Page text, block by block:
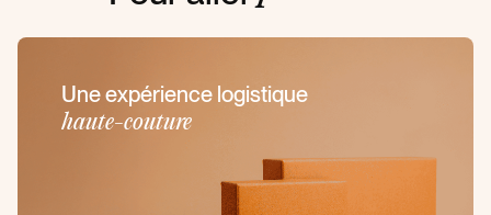
Une expérience logistique
haute-couture